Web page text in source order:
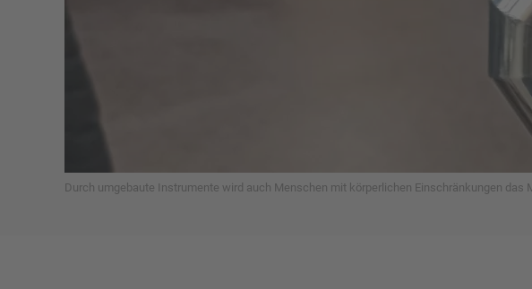
Durch umgebaute Instrumente wird auch Menschen mit körperlichen Einschränkungen das